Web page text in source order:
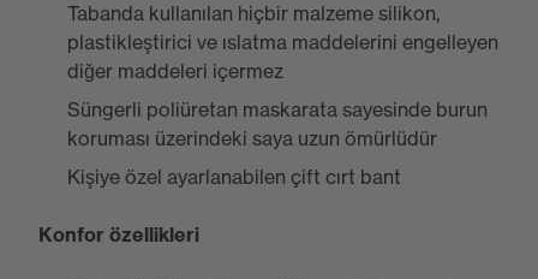
Tabanda kullanılan hiçbir malzeme silikon,
plastikleştirici ve ıslatma maddelerini engelleyen
diğer maddeleri içermez
Süngerli poliüretan maskarata sayesinde burun
koruması üzerindeki saya uzun ömürlüdür
Kişiye özel ayarlanabilen çift cırt bant
Konfor özellikleri